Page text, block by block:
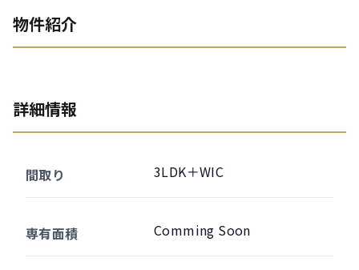
物件紹介
詳細情報
間取り 3LDK＋WIC
専有面積 Comming Soon